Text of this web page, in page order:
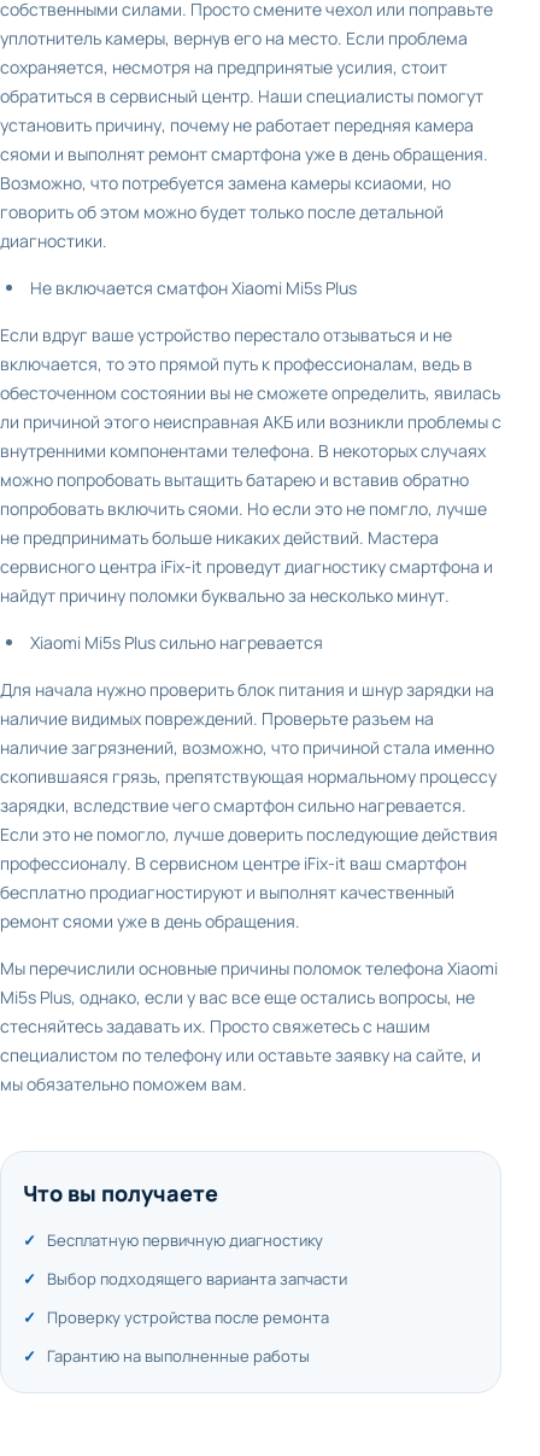
собственными силами. Просто смените чехол или поправьте
уплотнитель камеры, вернув его на место. Если проблема
сохраняется, несмотря на предпринятые усилия, стоит
обратиться в сервисный центр. Наши специалисты помогут
установить причину, почему не работает передняя камера
сяоми и выполнят ремонт смартфона уже в день обращения.
Возможно, что потребуется замена камеры ксиаоми, но
говорить об этом можно будет только после детальной
диагностики.
Не включается сматфон Xiaomi Mi5s Plus
Если вдруг ваше устройство перестало отзываться и не
включается, то это прямой путь к профессионалам, ведь в
обесточенном состоянии вы не сможете определить, явилась
ли причиной этого неисправная АКБ или возникли проблемы с
внутренними компонентами телефона. В некоторых случаях
можно попробовать вытащить батарею и вставив обратно
попробовать включить сяоми. Но если это не помгло, лучше
не предпринимать больше никаких действий. Мастера
сервисного центра iFix-it проведут диагностику смартфона и
найдут причину поломки буквально за несколько минут.
Xiaomi Mi5s Plus сильно нагревается
Для начала нужно проверить блок питания и шнур зарядки на
наличие видимых повреждений. Проверьте разъем на
наличие загрязнений, возможно, что причиной стала именно
скопившаяся грязь, препятствующая нормальному процессу
зарядки, вследствие чего смартфон сильно нагревается.
Если это не помогло, лучше доверить последующие действия
профессионалу. В сервисном центре iFix-it ваш смартфон
бесплатно продиагностируют и выполнят качественный
ремонт сяоми уже в день обращения.
Мы перечислили основные причины поломок телефона Xiaomi
Mi5s Plus, однако, если у вас все еще остались вопросы, не
стесняйтесь задавать их. Просто свяжетесь с нашим
специалистом по телефону или оставьте заявку на сайте, и
мы обязательно поможем вам.
Что вы получаете
Бесплатную первичную диагностику
Выбор подходящего варианта запчасти
Проверку устройства после ремонта
Гарантию на выполненные работы